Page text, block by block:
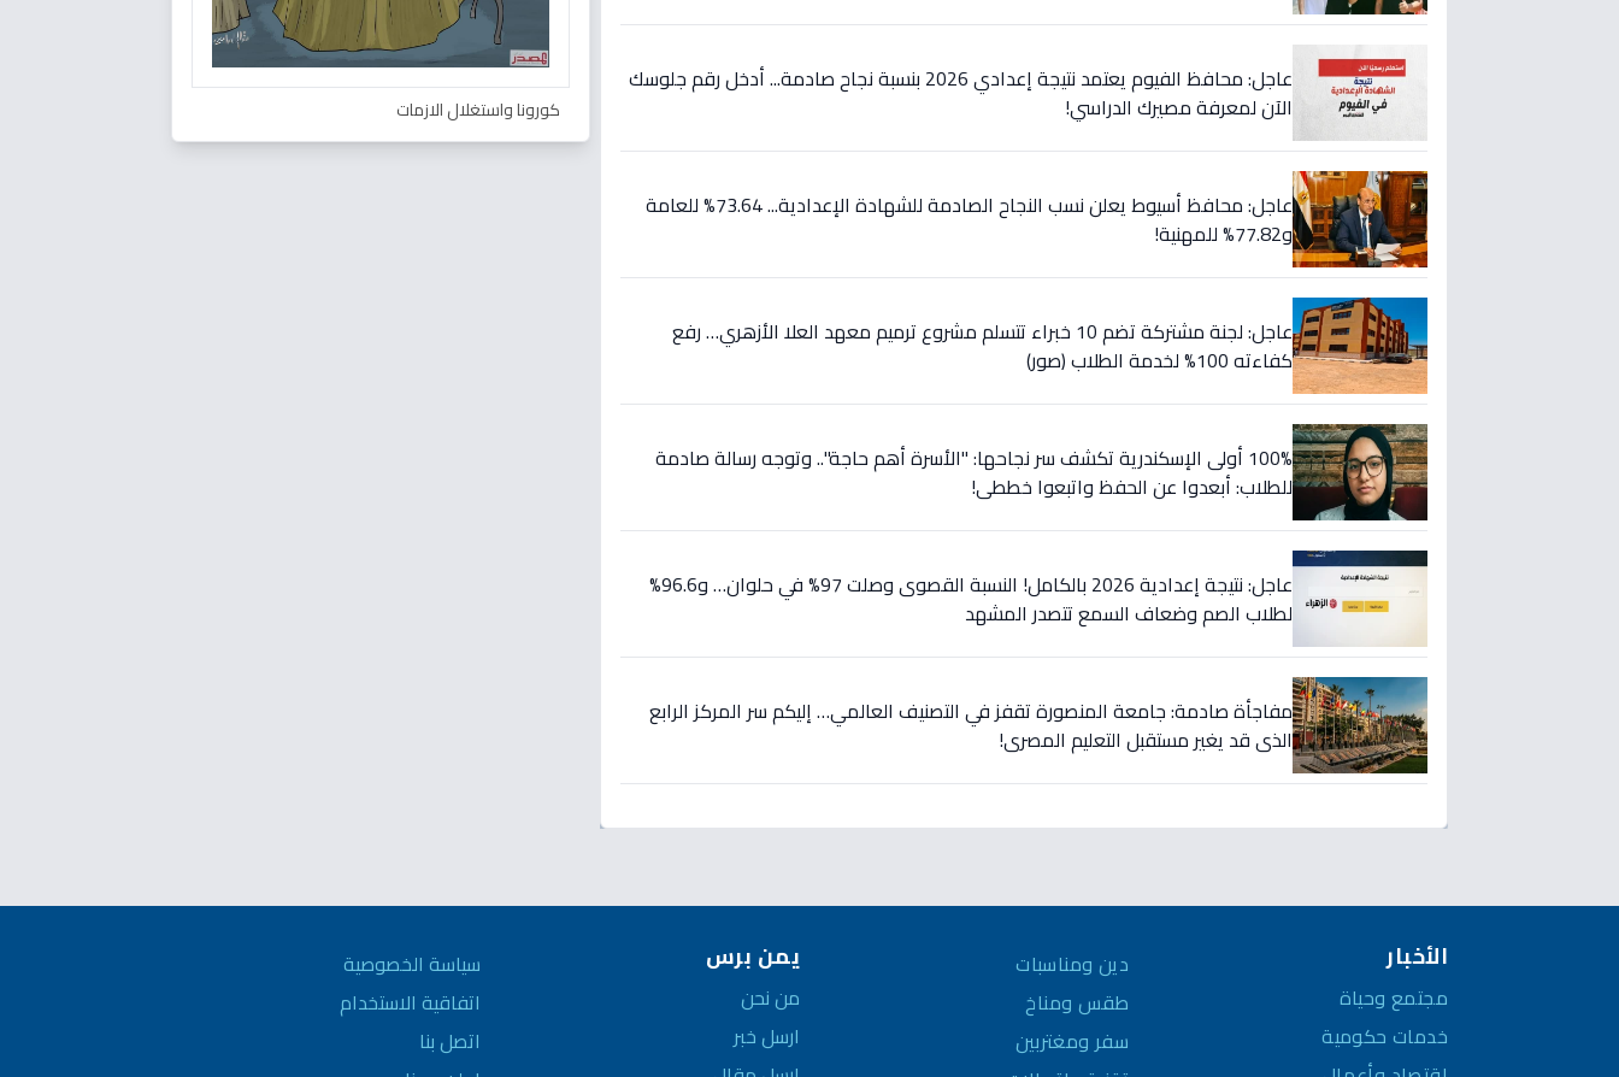
عاجل: محافظ الفيوم يعتمد نتيجة إعدادي 2026 بنسبة نجاح صادمة... أدخل رقم جلوسك
الآن لمعرفة مصيرك الدراسي!
عاجل: محافظ أسيوط يعلن نسب النجاح الصادمة للشهادة الإعدادية... 73.64% للعامة
و77.82% للمهنية!
عاجل: لجنة مشتركة تضم 10 خبراء تتسلم مشروع ترميم معهد العلا الأزهري… رفع
كفاءته 100% لخدمة الطلاب (صور)
100% أولى الإسكندرية تكشف سر نجاحها: "الأسرة أهم حاجة".. وتوجه رسالة صادمة
للطلاب: أبعدوا عن الحفظ واتبعوا خططي!
عاجل: نتيجة إعدادية 2026 بالكامل! النسبة القصوى وصلت 97% في حلوان… و96.6%
لطلاب الصم وضعاف السمع تتصدر المشهد
مفاجأة صادمة: جامعة المنصورة تقفز في التصنيف العالمي… إليكم سر المركز الرابع
الذي قد يغير مستقبل التعليم المصري!
كورونا واستغلال الازمات
الأخبار
مجتمع وحياة
خدمات حكومية
دين ومناسبات
طقس ومناخ
سفر ومغتربين
يمن برس
من نحن
ارسل خبر
سياسة الخصوصية
اتفاقية الاستخدام
اتصل بنا